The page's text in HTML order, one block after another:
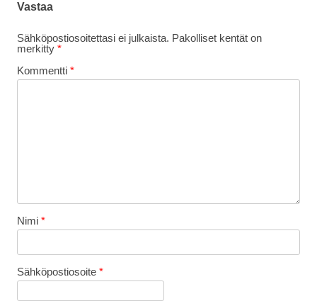
Vastaa
Sähköpostiosoitettasi ei julkaista. Pakolliset kentät on
merkitty *
Kommentti *
Nimi *
Sähköpostiosoite *